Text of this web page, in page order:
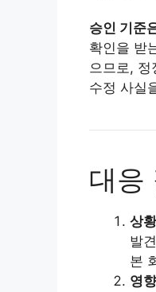
승인 기준
확인을 받
으므로, 정
수정 사실
대응
상
발
본
영